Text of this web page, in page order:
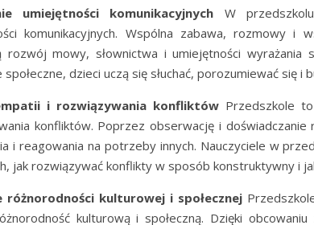
umiejętności komunikacyjnych W
komunikacyjnych. Wspólna zabawa, rozmowy i
rozwój mowy, słownictwa i umiejętności
dzieci uczą się słuchać, porozumiewać się i
i rozwiązywania konfliktów Przedszkole
konfliktów. Poprzez obserwację i
i reagowania na potrzeby innych. Nauczyciele w
jak rozwiązywać konflikty w sposób konstruktywny i
różnorodności kulturowej i społecznej
kulturową i społeczną. Dzięki